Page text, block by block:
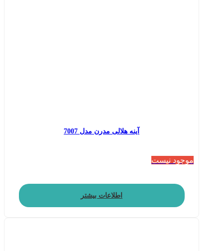
آینه هلالی مدرن مدل 7007
موجود نیست
اطلاعات بیشتر